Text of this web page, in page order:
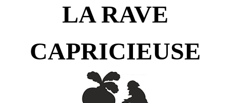
LA RAVE
CAPRICIEUSE